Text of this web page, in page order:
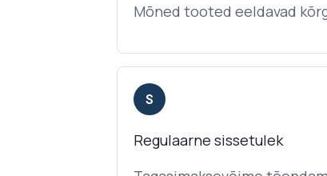
Mõned tooted eeldavad
S
Regulaarne sissetulek